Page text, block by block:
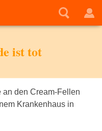
ist tot
an den Cream-Fellen
Krankenhaus in